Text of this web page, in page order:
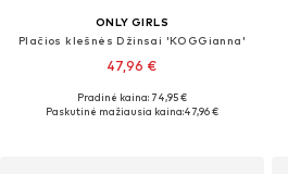
ONLY GIRLS
Plačios klešnės Džinsai 'KOGGianna'
47,96 €
Galimi dydžiai: 140, 146, 152, 158, 164
Pradinė kaina: 74,95 €
Paskutinė mažiausia kaina:47,96 €